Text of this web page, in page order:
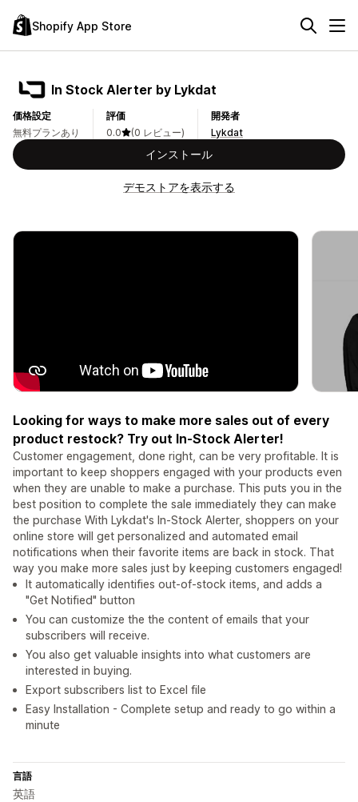
Shopify App Store
In Stock Alerter by Lykdat
価格設定
無料プランあり
評価
0.0
(0 レビュー)
開発者
Lykdat
インストール
デモストアを表示する
Looking for ways to make more sales out of every
product restock? Try out In-Stock Alerter!
Customer engagement, done right, can be very profitable. It is
important to keep shoppers engaged with your products even
when they are unable to make a purchase. This puts you in the
best position to complete the sale immediately they can make
the purchase With Lykdat's In-Stock Alerter, shoppers on your
online store will get personalized and automated email
notifications when their favorite items are back in stock. That
way you make more sales just by keeping customers engaged!
It automatically identifies out-of-stock items, and adds a
"Get Notified" button
You can customize the the content of emails that your
subscribers will receive.
You also get valuable insights into what customers are
interested in buying.
Export subscribers list to Excel file
Easy Installation - Complete setup and ready to go within a
minute
言語
英語